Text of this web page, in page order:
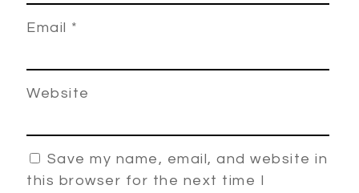
Email *
Website
Save my name, email, and website in
this browser for the next time I